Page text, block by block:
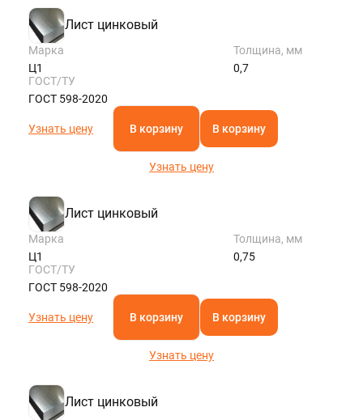
Лист цинковый
Марка
Ц1
Толщина, мм
0,7
ГОСТ/ТУ
ГОСТ 598-2020
Узнать цену В корзину В корзину
Узнать цену
Лист цинковый
Марка
Ц1
Толщина, мм
0,75
ГОСТ/ТУ
ГОСТ 598-2020
Узнать цену В корзину В корзину
Узнать цену
Лист цинковый